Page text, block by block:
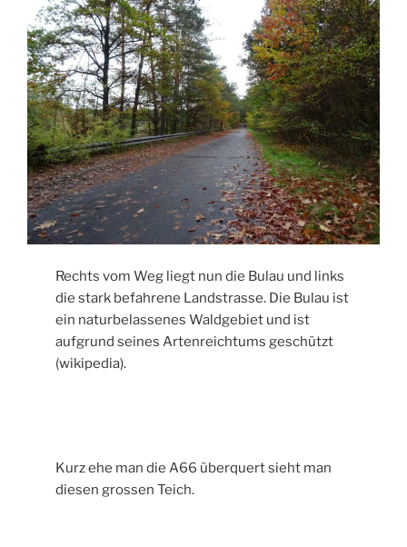
Rechts vom Weg liegt nun die Bulau und links
die stark befahrene Landstrasse. Die Bulau ist
ein naturbelassenes Waldgebiet und ist
aufgrund seines Artenreichtums geschützt
(wikipedia).
Kurz ehe man die A66 überquert sieht man
diesen grossen Teich.